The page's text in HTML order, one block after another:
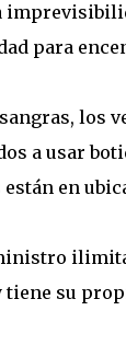
para
los
a usar
en
tiene su